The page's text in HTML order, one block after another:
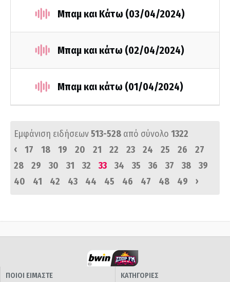
Μπαμ και Κάτω (03/04/2024)
Μπαμ και κάτω (02/04/2024)
Μπαμ και κάτω (01/04/2024)
Εμφάνιση ειδήσεων513-528 από σύνολο 1322
‹
17 18 19 20 21 22 23 24 25 26
27
28
29 30 31 32 33 34 35 36 37 38
39
40
41 42 43 44 45 46 47 48 49 ›
ΠΟΙΟΙ ΕΙΜΑΣΤΕ
ΚΑΤΗΓΟΡΙΕΣ